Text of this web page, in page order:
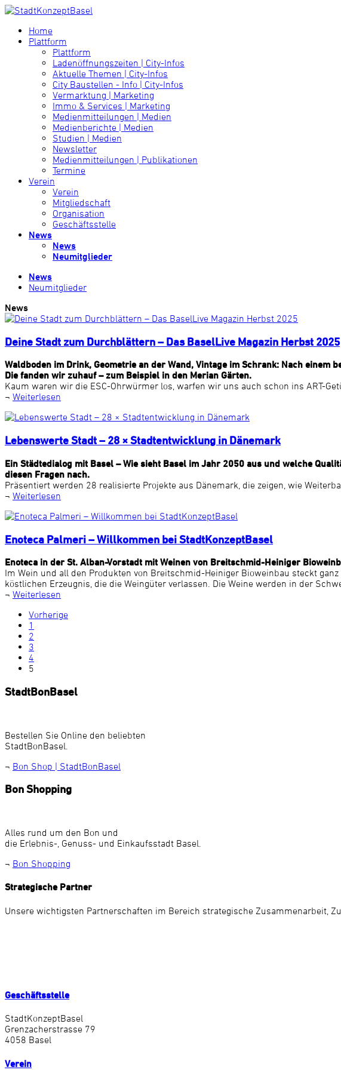
Home
Plattform
Plattform
Ladenöffnungszeiten | City-Infos
Aktuelle Themen | City-Infos
City Baustellen - Info | City-Infos
Vermarktung | Marketing
Immo & Services | Marketing
Medienmitteilungen | Medien
Medienberichte | Medien
Studien | Medien
Newsletter
Medienmitteilungen | Publikationen
Termine
Verein
Verein
Mitgliedschaft
Organisation
Geschäftsstelle
News
News
Neumitglieder
News
Neumitglieder
News
Deine Stadt zum Durchblättern – Das BaselLive Magazin Herbst 2025
Waldboden im Drink, Geometrie an der Wand, Vintage im Schrank: Nach
Die fanden wir zuhauf – zum Beispiel in den Merian Gärten.
Kaum waren wir die ESC-Ohrwürmer los, warfen wir uns auch schon ins ART-
¬ Weiterlesen
Lebenswerte Stadt – 28 × Stadtentwicklung in Dänemark
Ein Städtedialog mit Basel – Wie sieht Basel im Jahr 2050 aus und welche
diesen Fragen nach.
Präsentiert werden 28 realisierte Projekte aus Dänemark, die zeigen, wie
¬ Weiterlesen
Enoteca Palmeri – Willkommen bei StadtKonzeptBasel
Enoteca in der St. Alban-Vorstadt mit Weinen von Breitschmid-Heiniger
Im Wein und all den Produkten von Breitschmid-Heiniger Bioweinbau steckt
köstlichen Erzeugnis, die die Weingüter verlassen. Die Weine werden in der
¬ Weiterlesen
Vorherige
1
2
3
4
5
StadtBonBasel
Bestellen Sie Online den beliebten
StadtBonBasel.
¬ Bon Shop | StadtBonBasel
Bon Shopping
Alles rund um den Bon und
die Erlebnis-, Genuss- und Einkaufsstadt Basel.
¬ Bon Shopping
Strategische Partner
Unsere wichtigsten Partnerschaften im Bereich strategische Zusammenarbeit,
Geschäftsstelle
StadtKonzeptBasel
Grenzacherstrasse 79
4058 Basel
Verein